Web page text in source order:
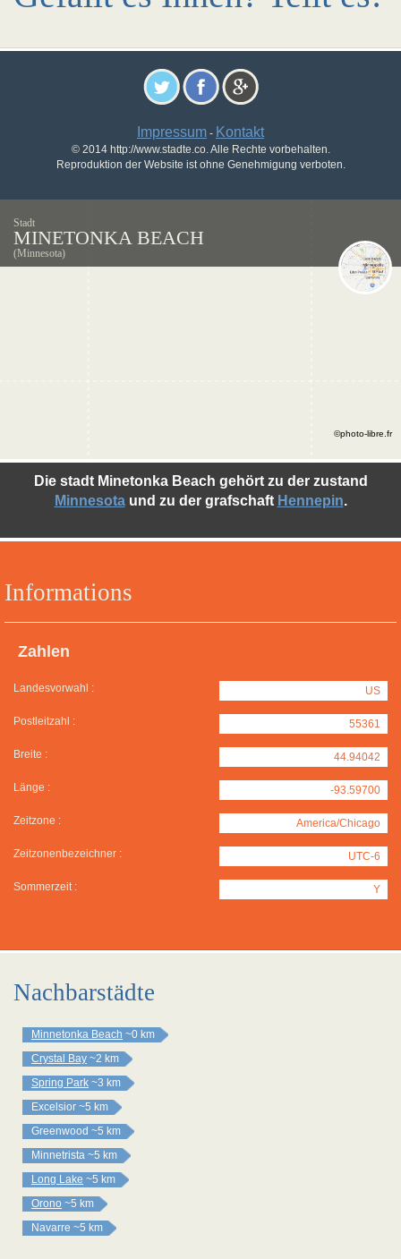
Impressum - Kontakt
© 2014 http://www.stadte.co. Alle Rechte vorbehalten.
Reproduktion der Website ist ohne Genehmigung verboten.
Stadt
MINETONKA BEACH
(Minnesota)
Informations
Zahlen
Landesvorwahl : US
Postleitzahl : 55361
Breite : 44.94042
Länge : -93.59700
Zeitzone : America/Chicago
Zeitzonenbezeichner : UTC-6
Sommerzeit : Y
Die stadt Minetonka Beach gehört zu der zustand
Minnesotaund zu der grafschaft Hennepin.
©photo-libre.fr
Nachbarstädte
Minnetonka Beach ~0 km
Crystal Bay ~2 km
Spring Park ~3 km
Excelsior ~5 km
Greenwood ~5 km
Minnetrista ~5 km
Long Lake ~5 km
Orono ~5 km
Navarre ~5 km